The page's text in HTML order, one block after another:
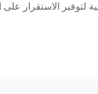
لتوفير الاستقرار